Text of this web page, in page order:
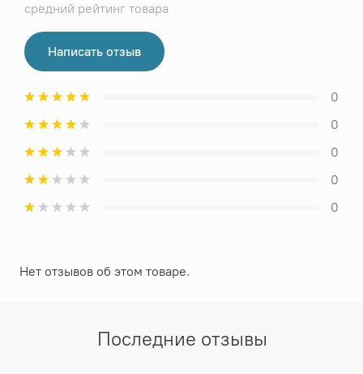
средний рейтинг товара
Написать отзыв
0
0
0
0
0
Нет отзывов об этом товаре.
Последние отзывы